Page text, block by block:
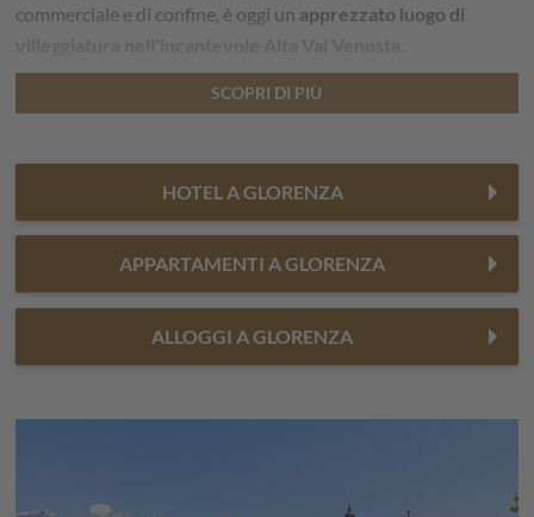
commerciale e di confine, è oggi un apprezzato luogo di
villeggiatura nell'incantevole Alta Val Venosta
SCOPRI DI PIÙ
HOTEL A GLORENZA
APPARTAMENTI A GLORENZA
ALLOGGI A GLORENZA